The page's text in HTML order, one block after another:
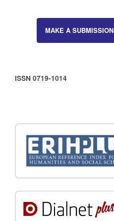
MAKE A SUBMISSION
ISSN 0719-1014